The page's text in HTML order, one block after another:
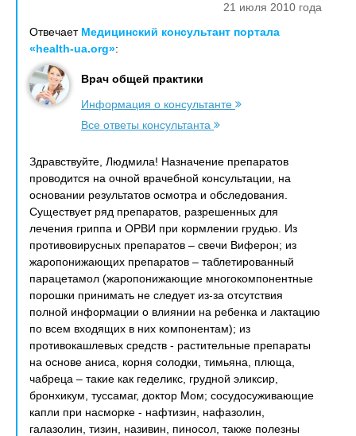
21 июля 2010 года
Отвечает Медицинский консультант портала
«health-ua.org»:
Врач общей практики
Информация о консультанте
Все ответы консультанта
Здравствуйте, Людмила! Назначение препаратов
проводится на очной врачебной консультации, на
основании результатов осмотра и обследования.
Существует ряд препаратов, разрешенных для
лечения гриппа и ОРВИ при кормлении грудью. Из
противовирусных препаратов – свечи Виферон; из
жаропонижающих препаратов – таблетированный
парацетамол (жаропонижающие многокомпонентные
порошки принимать не следует из-за отсутствия
полной информации о влиянии на ребенка и лактацию
по всем входящих в них компонентам); из
противокашлевых средств - растительные препараты
на основе аниса, корня солодки, тимьяна, плюща,
чабреца – такие как геделикс, грудной эликсир,
бронхикум, туссамаг, доктор Мом; сосудосуживающие
капли при насморке - нафтизин, нафазолин,
галазолин, тизин, називин, пиносол, также полезны